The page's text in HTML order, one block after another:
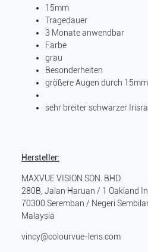
15mm
Tragedauer
3 Monate anwendbar
Farbe
grau
Besonderheiten
größere Augen durch
sehr breiter schwarzer
Hersteller:
MAXVUE VISION SDN. BHD.
280B, Jalan Haruan / 1 Oakland
70300 Seremban / Negeri
Malaysia
vincy@colourvue-lens.com